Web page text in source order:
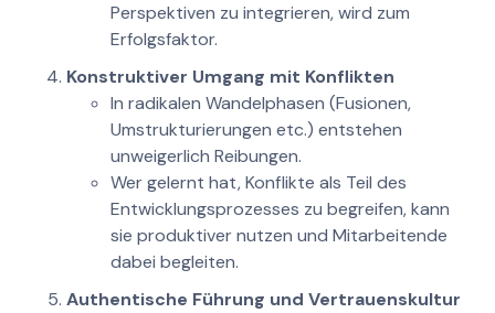
Perspektiven zu integrieren, wird zum
Erfolgsfaktor.
Konstruktiver Umgang mit Konflikten
In radikalen Wandelphasen (Fusionen,
Umstrukturierungen etc.) entstehen
unweigerlich Reibungen.
Wer gelernt hat, Konflikte als Teil des
Entwicklungsprozesses zu begreifen, kann
sie produktiver nutzen und Mitarbeitende
dabei begleiten.
Authentische Führung und Vertrauenskultur